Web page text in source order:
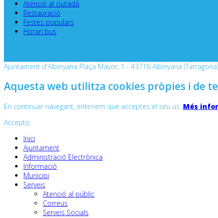
Atenció al ciutadà
Restauració
Festes populars
Horari bus
Ajuntament d'Albinyana Plaça Mayor, 1 - 43716 Albinyana
Aquesta web utilitza cookies pròpies i de
En continuar navegant, entenem que acceptes el seu ús. Més
Accepto
Inici
Ajuntament
Administració Electrònica
Informació
Municipi
Serveis
Atenció al públic
Correus
Serveis Socials